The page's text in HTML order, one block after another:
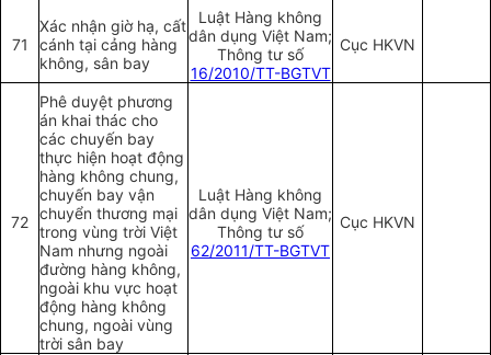
71
Xác nhận giờ hạ, cất
cánh tại cảng hàng
không, sân bay
Luật Hàng không
dân dụng Việt Nam;
Thông tư số
16/2010/TT-BGTVT
Cục HKVN
72
Phê duyệt phương
án khai thác cho
các chuyến bay
thực hiện hoạt động
hàng không chung,
chuyến bay vận
chuyển thương mại
trong vùng trời Việt
Nam nhưng ngoài
đường hàng không,
ngoài khu vực hoạt
động hàng không
chung, ngoài vùng
trời sân bay
Luật Hàng không
dân dụng Việt Nam;
Thông tư số
62/2011/TT-BGTVT
Cục HKVN